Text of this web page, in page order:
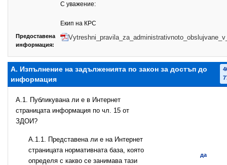
С уважение:
Екип на КРС
Предоставена
информация:
А. Изпълнение на задълженията по закон за достъп до
информация
A.1. Публикувана ли е в Интернет
страницата информация по чл. 15 от
ЗДОИ?
A.1.1. Представена ли е на Интернет
страницата нормативната база, която
определя с какво се занимава тази
да